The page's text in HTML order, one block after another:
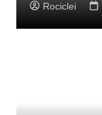
Rociclei